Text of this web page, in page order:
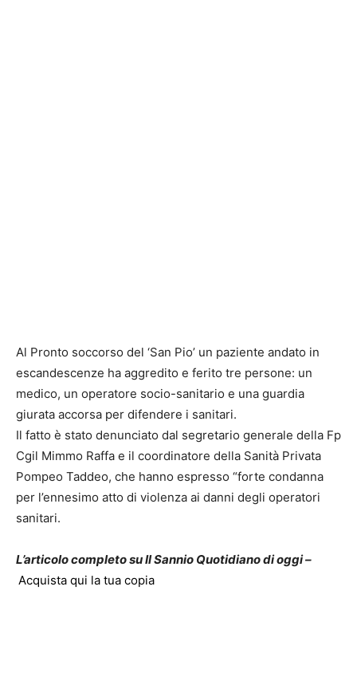
Al Pronto soccorso del ‘San Pio’ un paziente andato in
escandescenze ha aggredito e ferito tre persone: un
medico, un operatore socio-sanitario e una guardia
giurata accorsa per difendere i sanitari.
Il fatto è stato denunciato dal segretario generale della Fp
Cgil Mimmo Raffa e il coordinatore della Sanità Privata
Pompeo Taddeo, che hanno espresso “forte condanna
per l’ennesimo atto di violenza ai danni degli operatori
sanitari.
L’articolo completo su Il Sannio Quotidiano di oggi –
Acquista qui la tua copia